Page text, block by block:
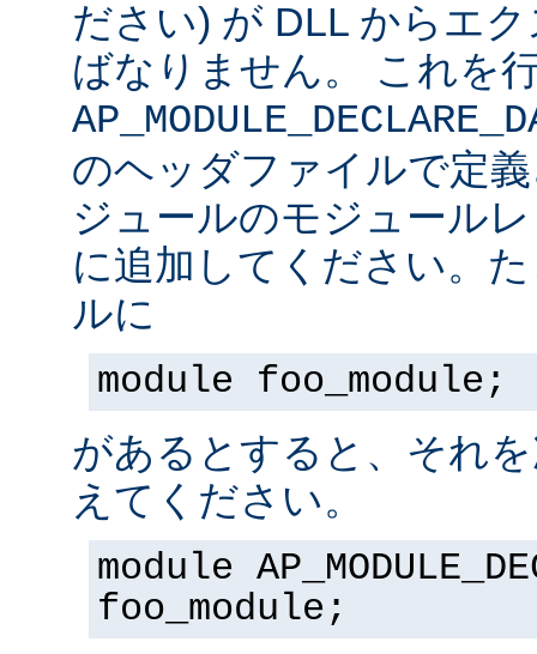
ださい) が DLL からエ
ばなりません。 これを
のヘッダファイルで定
ジュールのモジュール
に追加してください。
ルに
module foo_module;
があるとすると、それ
えてください。
module
foo_module;